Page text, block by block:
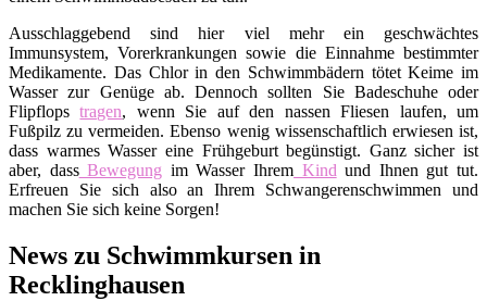
Ausschlaggebend sind hier viel mehr ein geschwächtes
Immunsystem, Vorerkrankungen sowie die Einnahme bestimmter
Medikamente. Das Chlor in den Schwimmbädern tötet Keime im
Wasser zur Genüge ab. Dennoch sollten Sie Badeschuhe oder
Flipflopstragen, wenn Sie auf den nassen Fliesen laufen, um
Fußpilz zu vermeiden. Ebenso wenig wissenschaftlich erwiesen ist,
dass warmes Wasser eine Frühgeburt begünstigt. Ganz sicher ist
aber, dassBewegung im Wasser Ihrem Kind und Ihnen gut tut.
Erfreuen Sie sich also an Ihrem Schwangerenschwimmen und
machen Sie sich keine Sorgen!
News zu Schwimmkursen in
Recklinghausen